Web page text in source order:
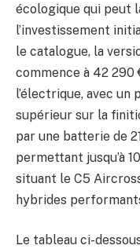
écologique qui peut
l’investissement
le catalogue, la
commence à 42 290
l’électrique, avec un
supérieur sur la
par une batterie de
permettant jusqu’à
situant le C5
hybrides
Le tableau ci-